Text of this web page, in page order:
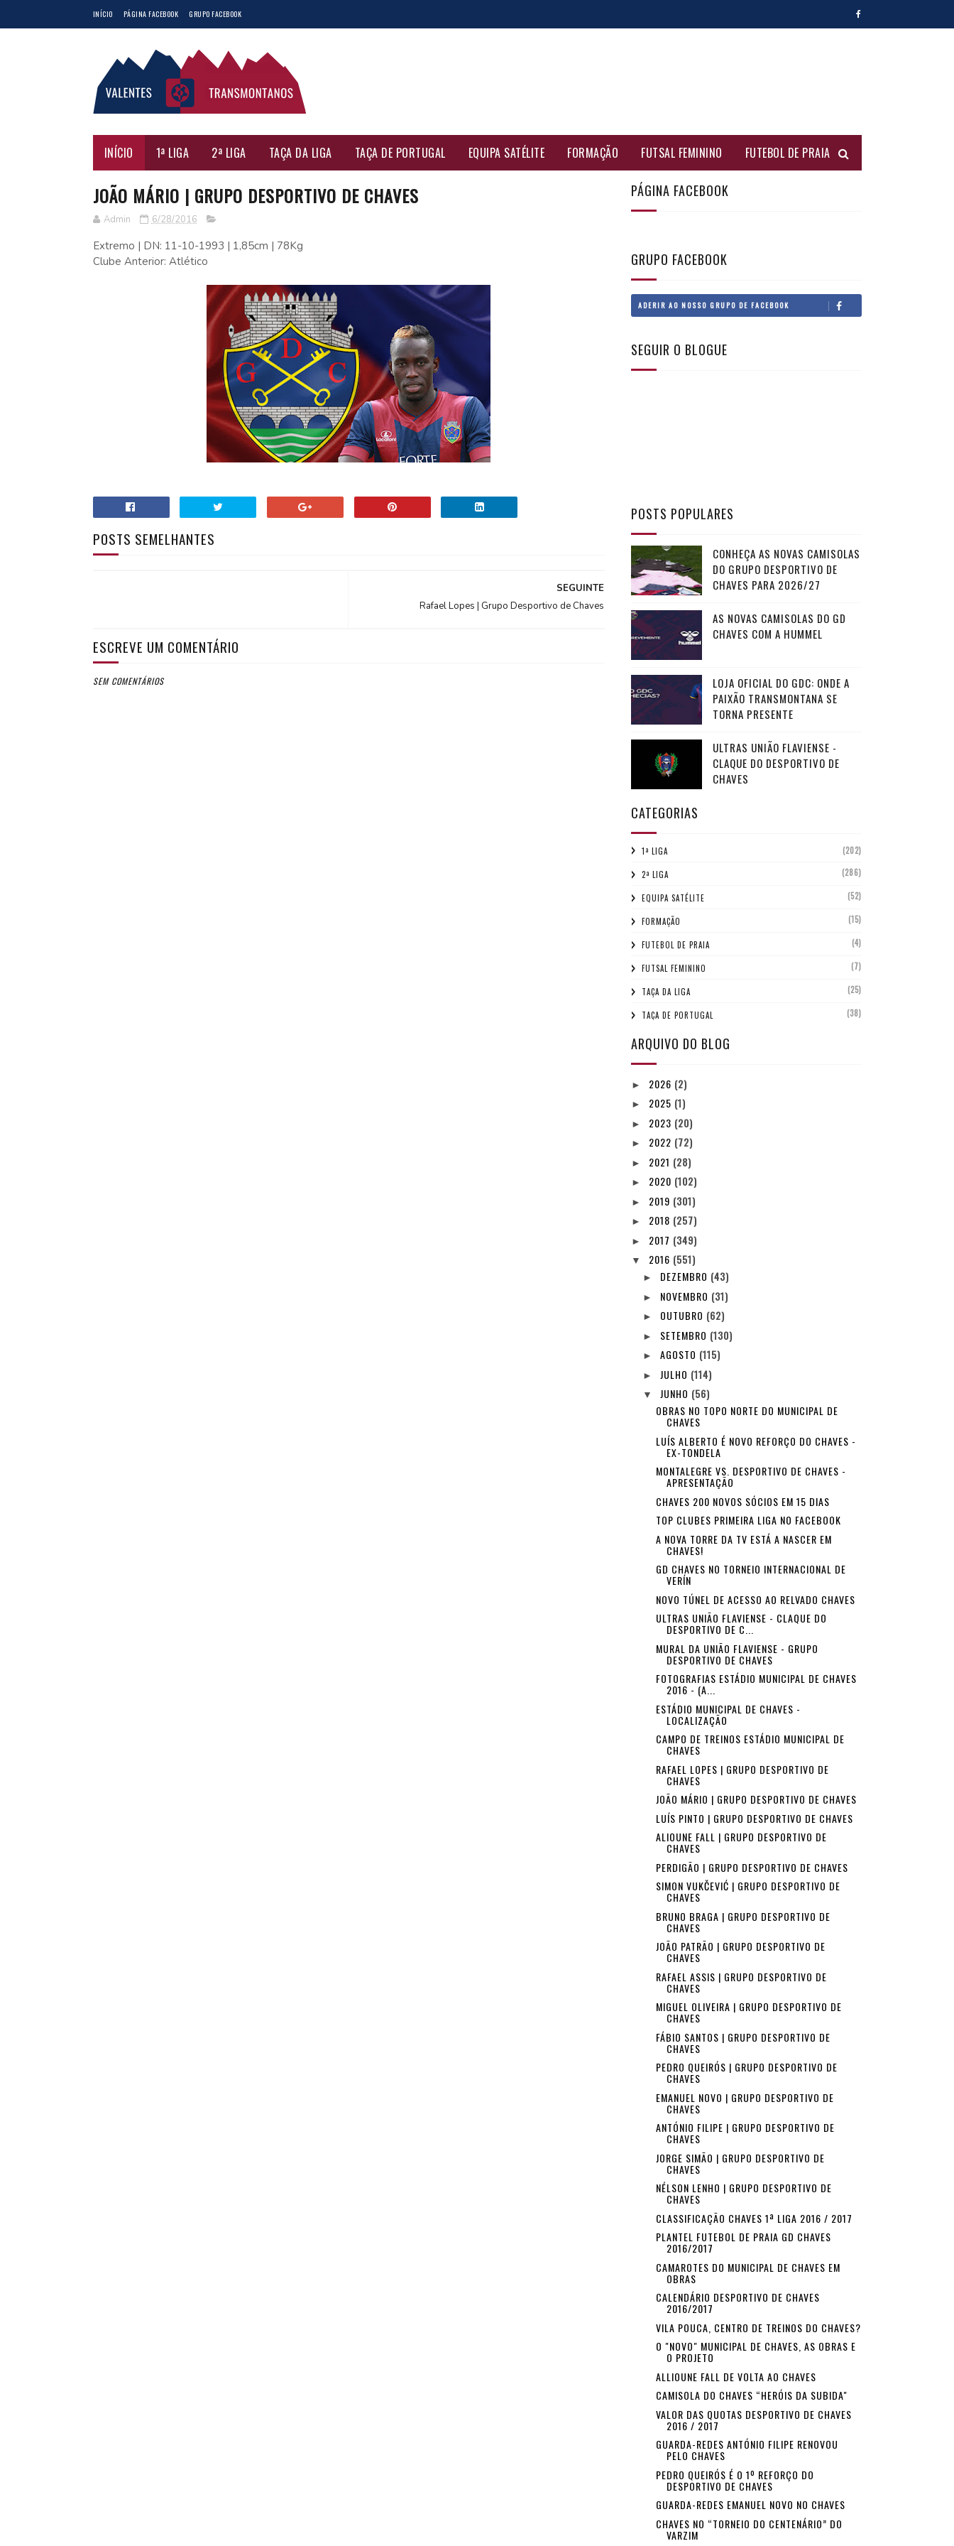
INÍCIO PÁGINA FACEBOOK GRUPO FACEBOOK
INÍCIO 1ª LIGA 2ª LIGA TAÇA DA LIGA TAÇA DE PORTUGAL EQUIPA SATÉLITE FORMAÇÃO FUTSAL FEMININO FUTEBOL DE PRAIA
JOÃO MÁRIO | GRUPO DESPORTIVO DE CHAVES
Admin 6/28/2016
Extremo | DN: 11-10-1993 | 1,85cm | 78Kg
Clube Anterior: Atlético
POSTS SEMELHANTES
SEGUINTE
Rafael Lopes | Grupo Desportivo de Chaves
ESCREVE UM COMENTÁRIO
SEM COMENTÁRIOS
PÁGINA FACEBOOK
GRUPO FACEBOOK
ADERIR AO NOSSO GRUPO DE FACEBOOK
SEGUIR O BLOGUE
POSTS POPULARES
CONHEÇA AS NOVAS CAMISOLAS
DO GRUPO DESPORTIVO DE
CHAVES PARA 2026/27
AS NOVAS CAMISOLAS DO GD
CHAVES COM A HUMMEL
LOJA OFICIAL DO GDC: ONDE A
PAIXÃO TRANSMONTANA SE
TORNA PRESENTE
ULTRAS UNIÃO FLAVIENSE -
CLAQUE DO DESPORTIVO DE
CHAVES
CATEGORIAS
1ª LIGA (202)
2ª LIGA (286)
EQUIPA SATÉLITE (52)
FORMAÇÃO (15)
FUTEBOL DE PRAIA (4)
FUTSAL FEMININO (7)
TAÇA DA LIGA (25)
TAÇA DE PORTUGAL (38)
ARQUIVO DO BLOG
► 2026 (2)
► 2025 (1)
► 2023 (20)
► 2022 (72)
► 2021 (28)
► 2020 (102)
► 2019 (301)
► 2018 (257)
► 2017 (349)
▼ 2016 (551)
► DEZEMBRO (43)
► NOVEMBRO (31)
► OUTUBRO (62)
► SETEMBRO (130)
►AGOSTO (115)
► JULHO (114)
▼ JUNHO (56)
OBRAS NO TOPO NORTE DO MUNICIPAL DE
CHAVES
LUÍS ALBERTO É NOVO REFORÇO DO CHAVES -
EX-TONDELA
MONTALEGRE VS. DESPORTIVO DE CHAVES -
APRESENTAÇÃO
CHAVES 200 NOVOS SÓCIOS EM 15 DIAS
TOP CLUBES PRIMEIRA LIGA NO FACEBOOK
A NOVA TORRE DA TV ESTÁ A NASCER EM
CHAVES!
GD CHAVES NO TORNEIO INTERNACIONAL DE
VERÍN
NOVO TÚNEL DE ACESSO AO RELVADO CHAVES
ULTRAS UNIÃO FLAVIENSE - CLAQUE DO
DESPORTIVO DE C...
MURAL DA UNIÃO FLAVIENSE - GRUPO
DESPORTIVO DE CHAVES
FOTOGRAFIAS ESTÁDIO MUNICIPAL DE CHAVES
2016 - (A...
ESTÁDIO MUNICIPAL DE CHAVES -
LOCALIZAÇÃO
CAMPO DE TREINOS ESTÁDIO MUNICIPAL DE
CHAVES
RAFAEL LOPES | GRUPO DESPORTIVO DE
CHAVES
JOÃO MÁRIO | GRUPO DESPORTIVO DE CHAVES
LUÍS PINTO | GRUPO DESPORTIVO DE CHAVES
ALIOUNE FALL | GRUPO DESPORTIVO DE
CHAVES
PERDIGÃO | GRUPO DESPORTIVO DE CHAVES
SIMON VUKČEVIĆ | GRUPO DESPORTIVO DE
CHAVES
BRUNO BRAGA | GRUPO DESPORTIVO DE
CHAVES
JOÃO PATRÃO | GRUPO DESPORTIVO DE
CHAVES
RAFAEL ASSIS | GRUPO DESPORTIVO DE
CHAVES
MIGUEL OLIVEIRA | GRUPO DESPORTIVO DE
CHAVES
FÁBIO SANTOS | GRUPO DESPORTIVO DE
CHAVES
PEDRO QUEIRÓS | GRUPO DESPORTIVO DE
CHAVES
EMANUEL NOVO | GRUPO DESPORTIVO DE
CHAVES
ANTÓNIO FILIPE | GRUPO DESPORTIVO DE
CHAVES
JORGE SIMÃO | GRUPO DESPORTIVO DE
CHAVES
NÉLSON LENHO | GRUPO DESPORTIVO DE
CHAVES
CLASSIFICAÇÃO CHAVES 1ª LIGA 2016 / 2017
PLANTEL FUTEBOL DE PRAIA GD CHAVES
2016/2017
CAMAROTES DO MUNICIPAL DE CHAVES EM
OBRAS
CALENDÁRIO DESPORTIVO DE CHAVES
2016/2017
VILA POUCA, CENTRO DE TREINOS DO CHAVES?
O "NOVO" MUNICIPAL DE CHAVES, AS OBRAS E
O PROJETO
ALLIOUNE FALL DE VOLTA AO CHAVES
CAMISOLA DO CHAVES “HERÓIS DA SUBIDA"
VALOR DAS QUOTAS DESPORTIVO DE CHAVES
2016 / 2017
GUARDA-REDES ANTÓNIO FILIPE RENOVOU
PELO CHAVES
PEDRO QUEIRÓS É O 1º REFORÇO DO
DESPORTIVO DE CHAVES
GUARDA-REDES EMANUEL NOVO NO CHAVES
CHAVES NO “TORNEIO DO CENTENÁRIO” DO
VARZIM